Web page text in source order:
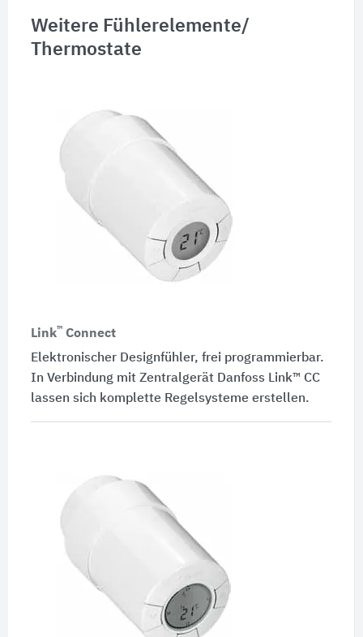
Weitere Fühlerelemente/
Thermostate
Link™ Connect
Elektronischer Designfühler, frei programmierbar.
In Verbindung mit Zentralgerät Danfoss Link™ CC
lassen sich komplette Regelsysteme erstellen.